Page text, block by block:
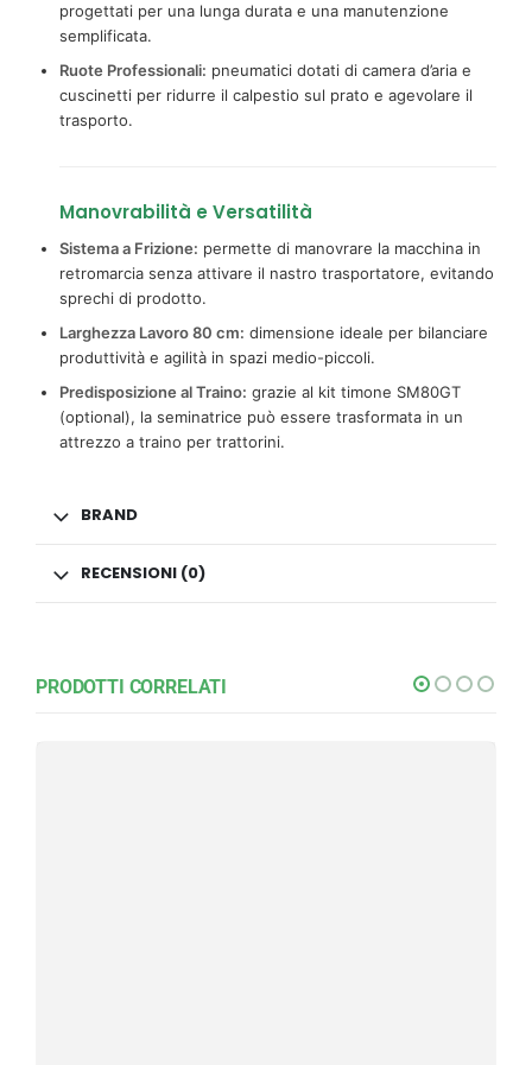
progettati per una lunga durata e una manutenzione
semplificata.
Ruote Professionali: pneumatici dotati di camera d’aria e
cuscinetti per ridurre il calpestio sul prato e agevolare il
trasporto.
Manovrabilità e Versatilità
Sistema a Frizione: permette di manovrare la macchina in
retromarcia senza attivare il nastro trasportatore, evitando
sprechi di prodotto.
Larghezza Lavoro 80 cm: dimensione ideale per bilanciare
produttività e agilità in spazi medio-piccoli.
Predisposizione al Traino: grazie al kit timone SM80GT
(optional), la seminatrice può essere trasformata in un
attrezzo a traino per trattorini.
BRAND
RECENSIONI (0)
PRODOTTI CORRELATI